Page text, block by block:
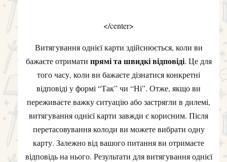
</center>
Витягування однієї карти здійснюється, коли ви
бажаєте отримати прямі та швидкі відповіді. Це для
того часу, коли ви бажаєте дізнатися конкретні
відповіді у формі “Так” чи “Ні”. Отже, якщо ви
переживаєте важку ситуацію або застрягли в дилемі,
витягування однієї карти завжди є корисним. Після
перетасовування колоди ви можете вибрати одну
карту. Залежно від вашого питання ви отримаєте
відповідь на нього. Результати для витягування однієї